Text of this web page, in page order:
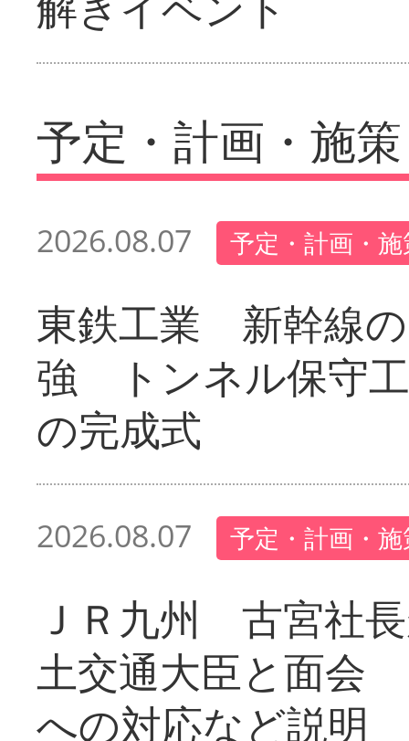
予定・計画・施策
2026.08.07 予定・計画・
東鉄工業 新幹線
強 トンネル保守
の完成式
2026.08.07 予定・計画・
ＪＲ九州 古宮社
土交通大臣と面会
への対応など説明